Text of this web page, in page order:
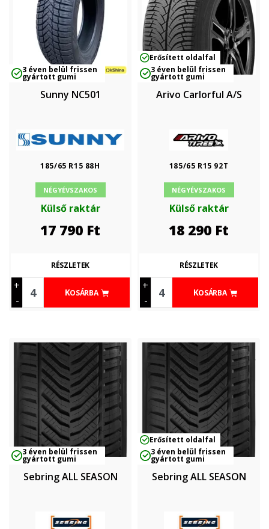
3 éven belül frissen
gyártott gumi
Sunny NC501
185/65 R15 88H
NÉGYÉVSZAKOS
Külső raktár
17 790 Ft
+
-
KOSÁRBA
RÉSZLETEK
Erősített oldalfal
3 éven belül frissen
gyártott gumi
Arivo Carlorful A/S
185/65 R15 92T
NÉGYÉVSZAKOS
Külső raktár
18 290 Ft
+
-
KOSÁRBA
RÉSZLETEK
3 éven belül frissen
gyártott gumi
Sebring ALL SEASON
Erősített oldalfal
3 éven belül frissen
gyártott gumi
Sebring ALL SEASON